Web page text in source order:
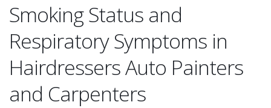
Smoking Status and
Respiratory Symptoms in
Hairdressers Auto Painters
and Carpenters